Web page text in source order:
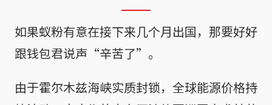
如果蚁粉有意在接下来几个月出国，那要好好
跟钱包君说声“辛苦了”。
由于霍尔木兹海峡实质封锁，全球能源价格持